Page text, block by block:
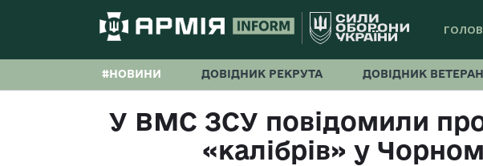
#НОВИНИ ДОВІДНИК РЕКРУТА ДОВІДНИК
У ВМС ЗСУ повідомили про
«калібрів» у